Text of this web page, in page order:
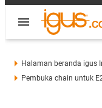
Halaman beranda igus
Pembuka chain untuk